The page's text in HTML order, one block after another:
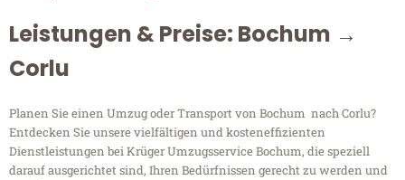
Leistungen & Preise: Bochum →
Corlu
Planen Sie einen Umzug oder Transport von Bochum nach Corlu?
Entdecken Sie unsere vielfältigen und kosteneffizienten
Dienstleistungen bei Krüger Umzugsservice Bochum, die speziell
darauf ausgerichtet sind, Ihren Bedürfnissen gerecht zu werden und